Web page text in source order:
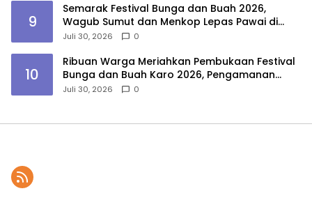
9
Semarak Festival Bunga dan Buah 2026,
Wagub Sumut dan Menkop Lepas Pawai di
Berastagi
Juli 30, 2026 0
10
Ribuan Warga Meriahkan Pembukaan Festival
Bunga dan Buah Karo 2026, Pengamanan
Gabungan Berjalan Maksimal
Juli 30, 2026 0